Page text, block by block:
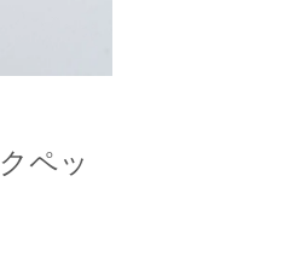
ペッ